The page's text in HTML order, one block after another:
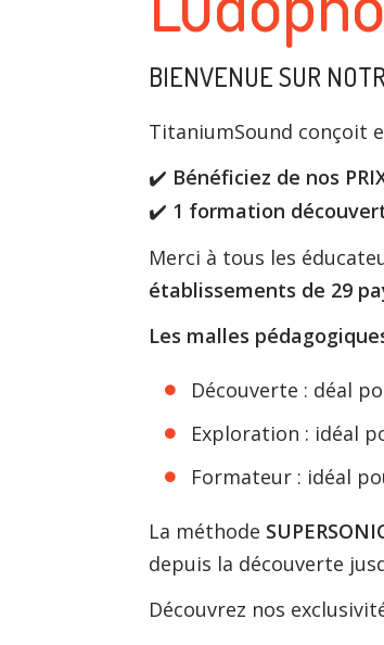
BIENVENUE SUR
TitaniumSound conçoit
✔ Bénéficiez de nos
✔ 1 formation
Merci à tous les
établissements de 29
Les malles
Découverte : déal
Exploration : idéal
Formateur : idéal
La méthode
depuis la découverte
Découvrez nos